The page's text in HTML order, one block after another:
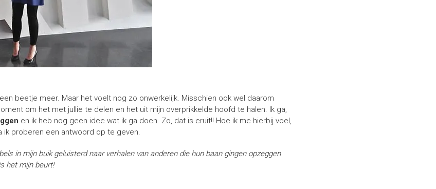
beetje meer. Maar het voelt nog zo onwerkelijk. Misschien ook wel daarom
om het met jullie te delen en het uit mijn overprikkelde hoofd te halen. Ik ga,
en ik heb nog geen idee wat ik ga doen. Zo, dat is eruit!! Hoe ik me hierbij voel,
ik proberen een antwoord op te geven.
in mijn buik geluisterd naar verhalen van anderen die hun baan gingen opzeggen
het mijn beurt!